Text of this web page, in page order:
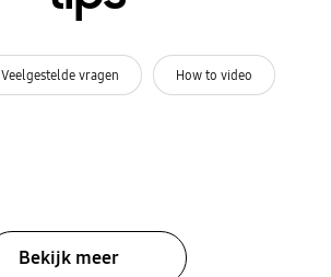
Veelgestelde vragen How to video
Bekijk meer